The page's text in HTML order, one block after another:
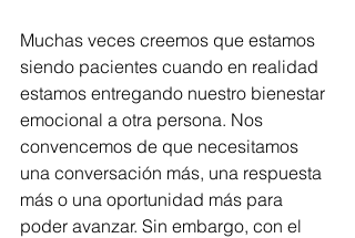
Muchas veces creemos que estamos
siendo pacientes cuando en realidad
estamos entregando nuestro bienestar
emocional a otra persona. Nos
convencemos de que necesitamos
una conversación más, una respuesta
más o una oportunidad más para
poder avanzar. Sin embargo, con el